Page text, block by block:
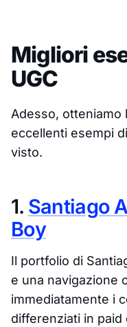
Migliori
UGC
Adesso, otteniamo
eccellenti esempi
visto.
1. Santiago
Boy
Il portfolio di
e una navigazione
immediatamente i
differenziati in paid